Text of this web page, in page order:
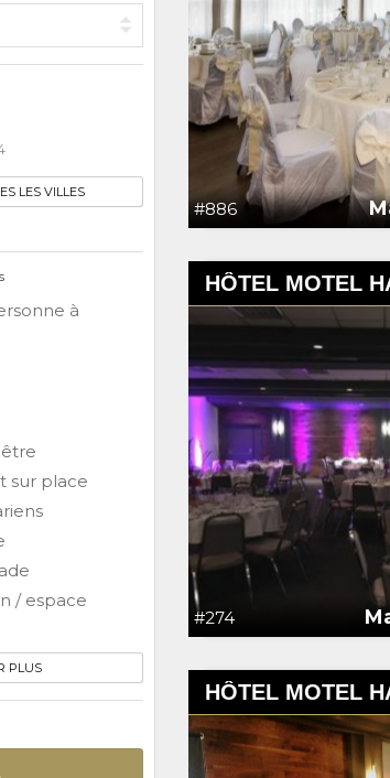
LES VILLES
à
sur place
/ espace
PLUS
#886
HÔTEL MOTEL
#274
HÔTEL MOTEL